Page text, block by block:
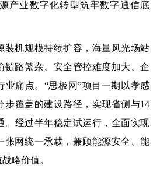
产业数字化转型筑牢数字通信底
机规模持续扩容，海量风光场站
链路繁杂、安全管控难度加大、企
业痛点。“思极网”项目 一期以孝感
步覆盖的建设路径， 实现省侧与14
经过半年稳定试运行，全面实现
张网统一承载，兼顾能源安全、能
略价值。